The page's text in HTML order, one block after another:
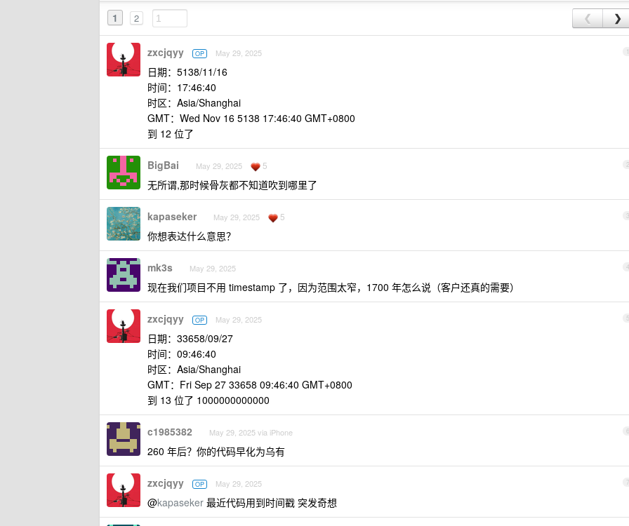
1 2 ❮ ❯
1
zxcjqyy OP May 29, 2025
日期：5138/11/16
时间：17:46:40
时区：Asia/Shanghai
GMT：Wed Nov 16 5138 17:46:40 GMT+0800
到 12 位了
2
BigBai May 29, 2025 5
无所谓,那时候骨灰都不知道吹到哪里了
3
kapaseker May 29, 2025 5
你想表达什么意思？
4
mk3s May 29, 2025
现在我们项目不用 timestamp 了，因为范围太窄，1700 年怎么说（客户还真的需要）
5
zxcjqyy OP May 29, 2025
日期：33658/09/27
时间：09:46:40
时区：Asia/Shanghai
GMT：Fri Sep 27 33658 09:46:40 GMT+0800
到 13 位了 1000000000000
6
c1985382 May 29, 2025 via iPhone
260 年后？你的代码早化为乌有
7
zxcjqyy OP May 29, 2025
@kapaseker 最近代码用到时间戳 突发奇想